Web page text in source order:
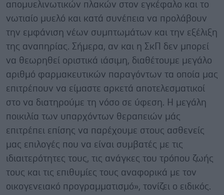
απομυελινωτικών πλακών στον εγκέφαλο και το
νωτιαίο μυελό και κατά συνέπεια να προλάβουν
την εμφάνιση νέων συμπτωμάτων και την εξέλιξη
της αναπηρίας. Σήμερα, αν και η ΣκΠ δεν μπορεί
να θεωρηθεί οριστικά ιάσιμη, διαθέτουμε μεγάλο
αριθμό φαρμακευτικών παραγόντων τα οποία μας
επιτρέπουν να είμαστε αρκετά αποτελεσματικοί
στο να διατηρούμε τη νόσο σε ύφεση. Η μεγάλη
ποικιλία των υπαρχόντων θεραπειών μάς
επιτρέπει επίσης να παρέχουμε στους ασθενείς
μας επιλογές που να είναι συμβατές με τις
ιδιαιτερότητες τους, τις ανάγκες του τρόπου ζωής
τους και τις επιθυμίες τους αναφορικά με τον
οικογενειακό προγραμματισμό», τονίζει ο ειδικός.